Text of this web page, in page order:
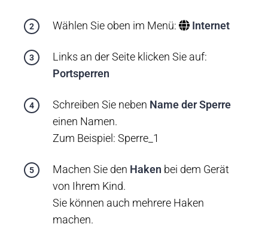
Wählen Sie oben im Menü: Internet
Links an der Seite klicken Sie auf:
Portsperren
Schreiben Sie neben Name der Sperre
einen Namen.
Zum Beispiel: Sperre_1
Machen Sie den Haken bei dem Gerät
von Ihrem Kind.
Sie können auch mehrere Haken
machen.